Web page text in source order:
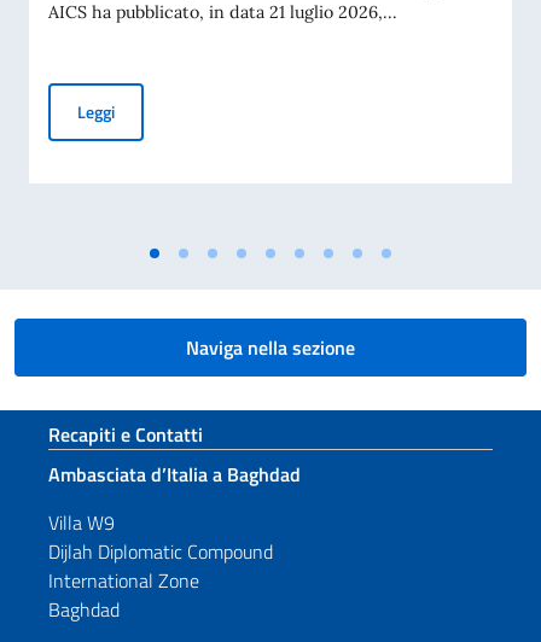
AICS ha pubblicato, in data 21 luglio 2026,...
LeggiProcedura comparativa pubblica AICS “Minoranze
Naviga nella sezione
Sezione footer
Recapiti e Contatti
Ambasciata d’Italia a Baghdad
Villa W9
Dijlah Diplomatic Compound
International Zone
Baghdad